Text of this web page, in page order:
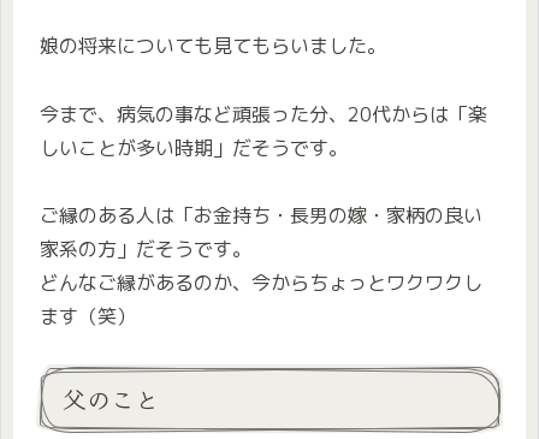
娘の将来についても見てもらいました。
今まで、病気の事など頑張った分、20代からは「楽
しいことが多い時期」だそうです。
ご縁のある人は「お金持ち・長男の嫁・家柄の良い
家系の方」だそうです。
どんなご縁があるのか、今からちょっとワクワクし
ます（笑）
父のこと